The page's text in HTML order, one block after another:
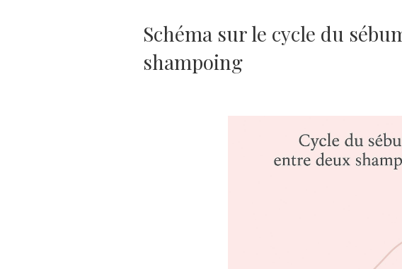
Schéma sur le cycle du
shampoing